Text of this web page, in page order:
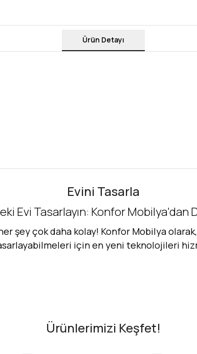
Ürün Detayı
Evini Tasarla
Evi Tasarlayın: Konfor Mobilya'dan
şey çok daha kolay! Konfor Mobilya
için en yeni teknolojileri
Ürünlerimizi Keşfet!